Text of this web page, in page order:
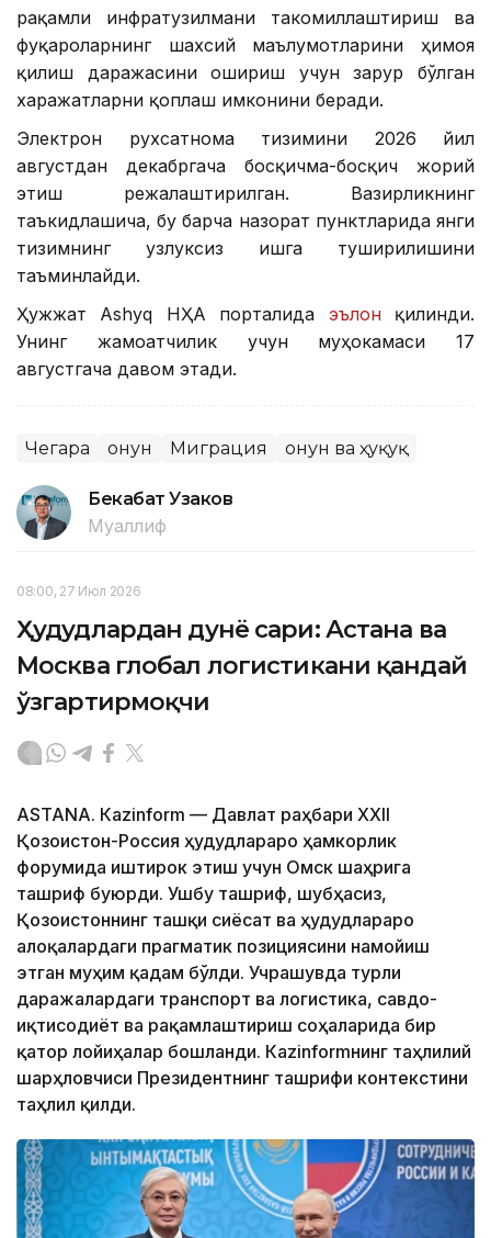
рақамли инфратузилмани такомиллаштириш ва
фуқароларнинг шахсий маълумотларини ҳимоя
қилиш даражасини ошириш учун зарур бўлган
харажатларни қоплаш имконини беради.
Электрон рухсатнома тизимини 2026 йил
августдан декабргача босқичма-босқич жорий
этиш режалаштирилган. Вазирликнинг
таъкидлашича, бу барча назорат пунктларида янги
тизимнинг узлуксиз ишга туширилишини
таъминлайди.
Ҳужжат Ashyq НҲА порталида эълонқилинди.
Унинг жамоатчилик учун муҳокамаси 17
августгача давом этади.
Чегара Қонун Миграция Қонун ва ҳуқуқ
Бекабат Узаков
Муаллиф
08:00, 27 Июл 2026
Ҳудудлардан дунё сари: Астана ва
Москва глобал логистикани қандай
ўзгартирмоқчи
ASTANА. Кazinform — Давлат раҳбари ХХII
Қозоғистон-Россия ҳудудлараро ҳамкорлик
форумида иштирок этиш учун Омск шаҳрига
ташриф буюрди. Ушбу ташриф, шубҳасиз,
Қозоғистоннинг ташқи сиёсат ва ҳудудлараро
алоқалардаги прагматик позициясини намойиш
этган муҳим қадам бўлди. Учрашувда турли
даражалардаги транспорт ва логистика, савдо-
иқтисодиёт ва рақамлаштириш соҳаларида бир
қатор лойиҳалар бошланди. Кazinformнинг таҳлилий
шарҳловчиси Президентнинг ташрифи контекстини
таҳлил қилди.